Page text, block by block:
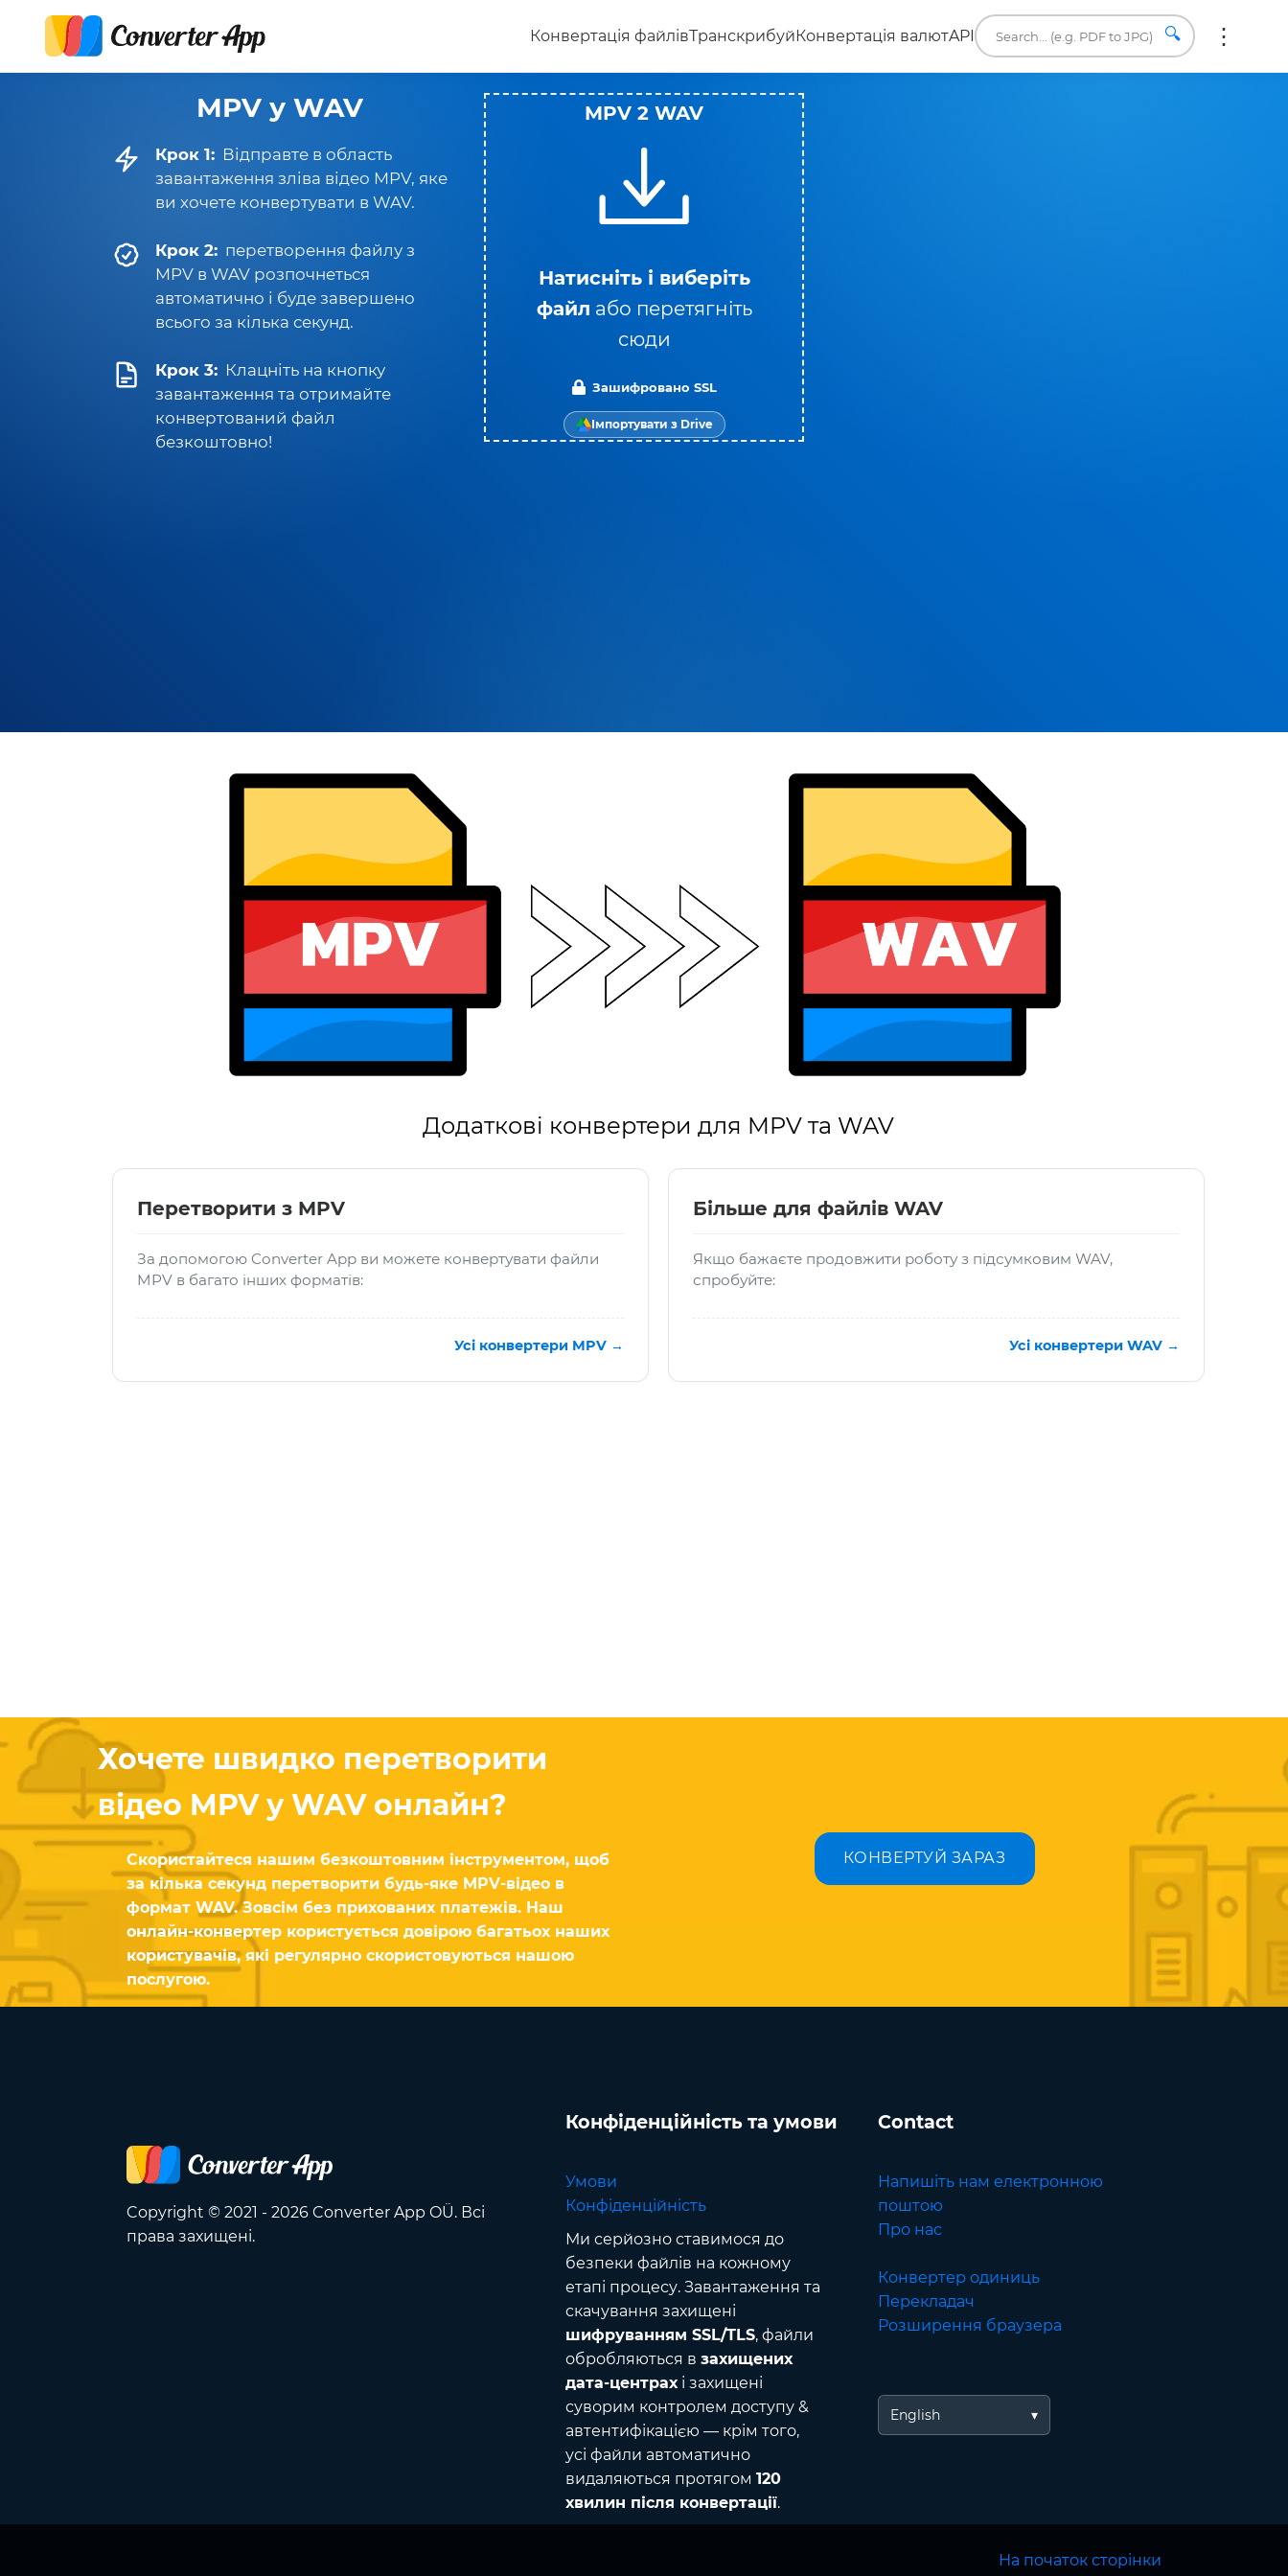
Конвертація файлівТранскрибуйКонвертація валютAPI 🔍
MPV у WAV
Крок 1: Відправте в область
завантаження зліва відео MPV, яке
ви хочете конвертувати в WAV.
Крок 2: перетворення файлу з
MPV в WAV розпочнеться
автоматично і буде завершено
всього за кілька секунд.
Крок 3: Клацніть на кнопку
завантаження та отримайте
конвертований файл
безкоштовно!
MPV 2 WAV
Натисніть і виберіть
файл або перетягніть
сюди
Зашифровано SSL
Імпортувати з Drive
Додаткові конвертери для MPV та WAV
Перетворити з MPV
За допомогою Converter App ви можете конвертувати файли
MPV в багато інших форматів:
Усі конвертери MPV →
Більше для файлів WAV
Якщо бажаєте продовжити роботу з підсумковим WAV,
спробуйте:
Усі конвертери WAV →
Хочете швидко перетворити
відео MPV у WAV онлайн?
Скористайтеся нашим безкоштовним інструментом, щоб
за кілька секунд перетворити будь-яке MPV-відео в
формат WAV. Зовсім без прихованих платежів. Наш
онлайн-конвертер користується довірою багатьох наших
користувачів, які регулярно скористовуються нашою
послугою.
КОНВЕРТУЙ ЗАРАЗ
Copyright © 2021 - 2026 Converter App OÜ. Всі
права захищені.
Конфіденційність та умови
Умови
Конфіденційність
Ми серйозно ставимося до
безпеки файлів на кожному
етапі процесу. Завантаження та
скачування захищені
шифруванням SSL/TLS, файли
обробляються в захищених
дата-центрахі захищені
суворим контролем доступу &
автентифікацією — крім того,
усі файли автоматично
видаляються протягом 120
хвилин після конвертації.
Contact
Напишіть нам електронною
поштою
Про нас
Конвертер одиниць
Перекладач
Розширення браузера
English
На початок сторінки